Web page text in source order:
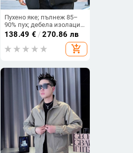
Пухено яке; пълнеж 85–
90% пух; дебела изолация;
средна дължина 65–80
см; стояща яка; цип
138.49 € /270.86 лв
add_shopping_cart